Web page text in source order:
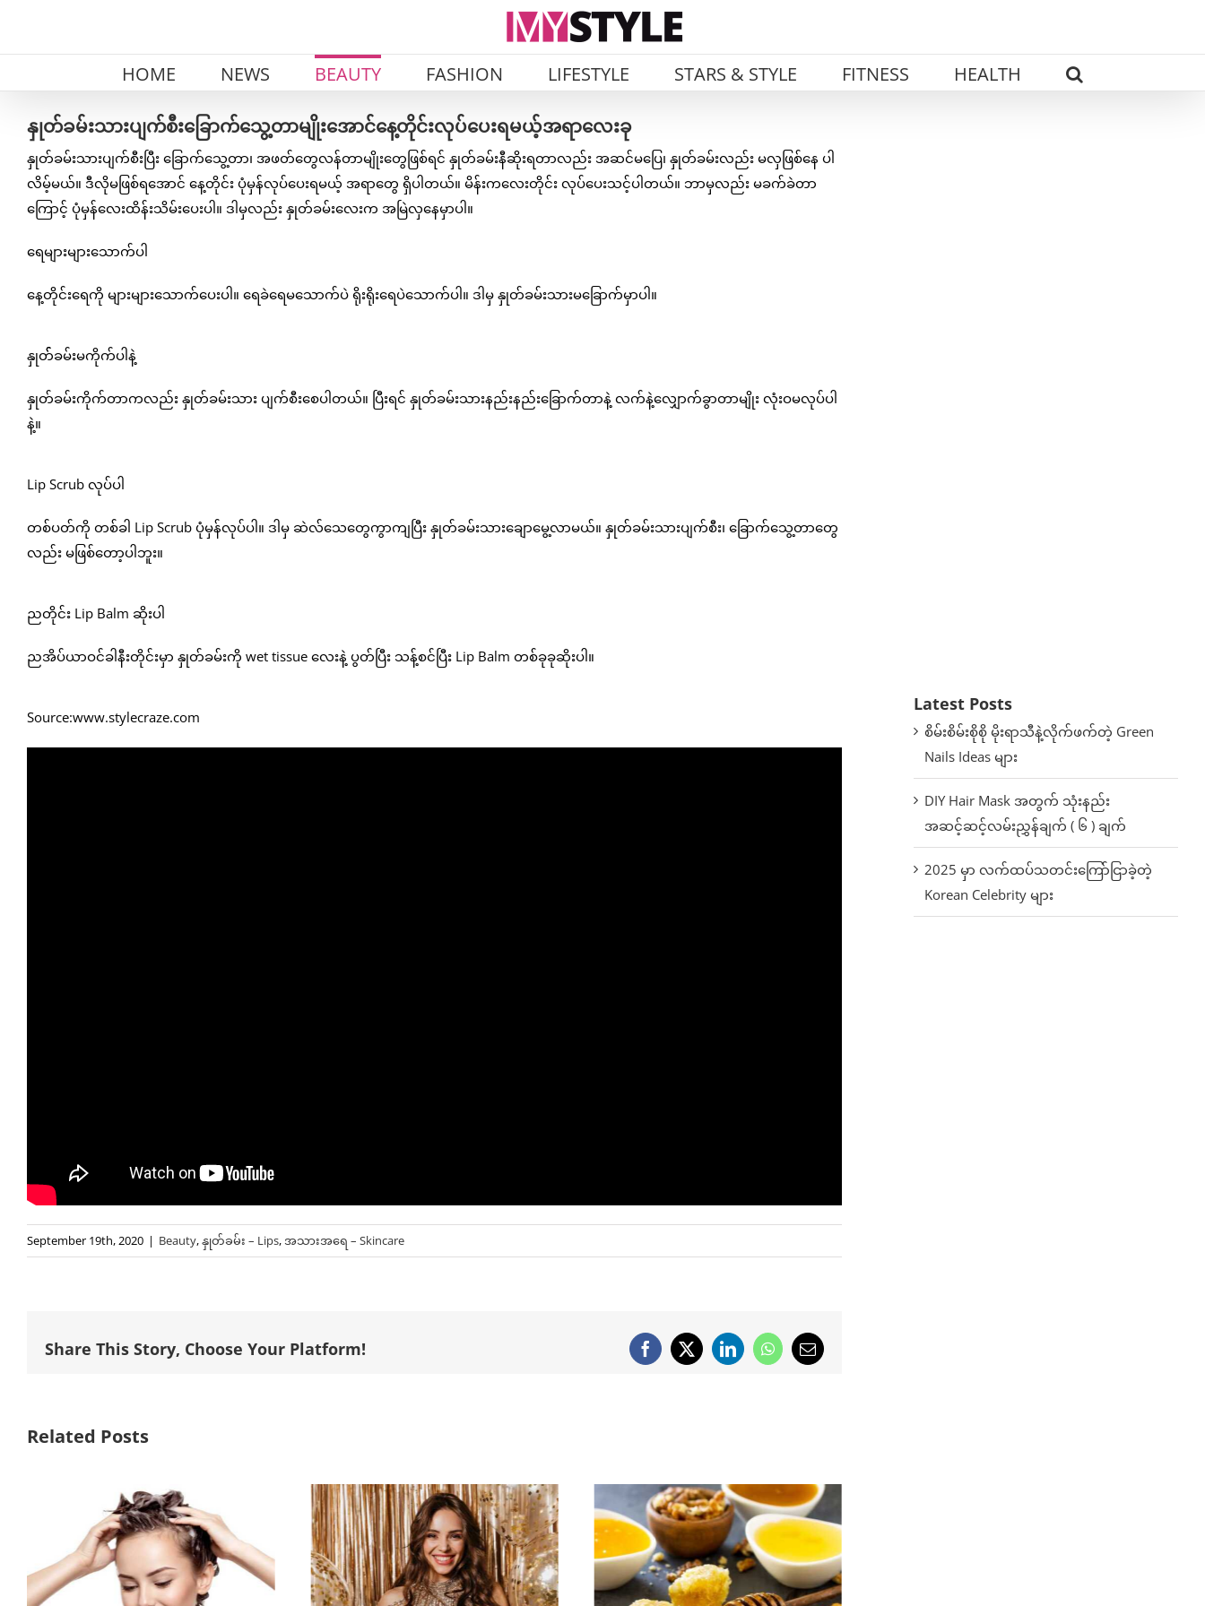
HOME NEWS BEAUTY FASHION LIFESTYLE STARS & STYLE FITNESS HEALTH
နှုတ်ခမ်းသားပျက်စီးခြောက်သွေ့တာမျိုးအောင်နေ့တိုင်းလုပ်ပေးရမယ့်အရာလေးခု
နှုတ်ခမ်းသားပျက်စီးပြီး ခြောက်သွေ့တာ၊ အဖတ်တွေလန်တာမျိုးတွေဖြစ်ရင် နှုတ်ခမ်းနီဆိုးရတာလည်း အဆင်မပြေ၊ နှုတ်ခမ်းလည်း မလှဖြစ်နေ ပါ
လိမ့်မယ်။ ဒီလိုမဖြစ်ရအောင် နေ့တိုင်း ပုံမှန်လုပ်ပေးရမယ့် အရာတွေ ရှိပါတယ်။ မိန်းကလေးတိုင်း လုပ်ပေးသင့်ပါတယ်။ ဘာမှလည်း မခက်ခဲတာ
ကြောင့် ပုံမှန်လေးထိန်းသိမ်းပေးပါ။ ဒါမှလည်း နှုတ်ခမ်းလေးက အမြဲလှနေမှာပါ။
ရေများများသောက်ပါ
နေ့တိုင်းရေကို များများသောက်ပေးပါ။ ရေခဲရေမသောက်ပဲ ရိုးရိုးရေပဲသောက်ပါ။ ဒါမှ နှုတ်ခမ်းသားမခြောက်မှာပါ။
နှုတ််ခမ်းမကိုက်ပါနဲ့
နှုတ်ခမ်းကိုက်တာကလည်း နှုတ်ခမ်းသား ပျက်စီးစေပါတယ်။ ပြီးရင် နှုတ်ခမ်းသားနည်းနည်းခြောက်တာနဲ့ လက်နဲ့လျှောက်ခွာတာမျိုး လုံးဝမလုပ်ပါ
နဲ့။
Lip Scrub လုပ်ပါ
တစ်ပတ်ကို တစ်ခါ Lip Scrub ပုံမှန်လုပ်ပါ။ ဒါမှ ဆဲလ်သေတွေကွာကျပြီး နှုတ်ခမ်းသားချောမွေ့လာမယ်။ နှုတ်ခမ်းသားပျက်စီး၊ ခြောက်သွေ့တာတွေ
လည်း မဖြစ်တော့ပါဘူး။
ညတိုင်း Lip Balm ဆိုးပါ
ညအိပ်ယာဝင်ခါနီးတိုင်းမှာ နှုတ်ခမ်းကို wet tissue လေးနဲ့ ပွတ်ပြီး သန့်စင်ပြီး Lip Balm တစ်ခုခုဆိုးပါ။
Source:www.stylecraze.com
September 19th, 2020 | Beauty,နှုတ်ခမ်း – Lips,အသားအရေ – Skincare
Share This Story, Choose Your Platform! Facebook
X LinkedInWhatsApp
Email
Related Posts
Latest Posts
စိမ်းစိမ်းစိုစို မိုးရာသီနဲ့လိုက်ဖက်တဲ့ Green
Nails Ideas များ
DIY Hair Mask အတွက် သုံးနည်း
အဆင့်ဆင့်လမ်းညွှန်ချက် ( ၆ ) ချက်
2025 မှာ လက်ထပ်သတင်းကြော်ငြာခဲ့တဲ့
Korean Celebrity များ